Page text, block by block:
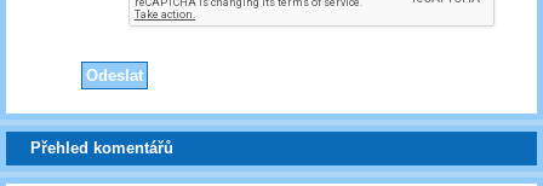
Přehled komentářů